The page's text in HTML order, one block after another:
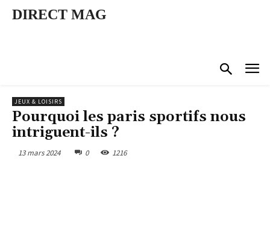
DIRECT MAG
JEUX & LOISIRS
Pourquoi les paris sportifs nous
intriguent-ils ?
13 mars 2024 0 1216